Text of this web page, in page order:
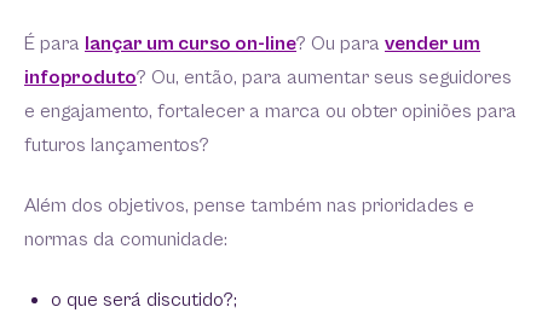
É para lançar um curso on-line? Ou para vender um
infoproduto? Ou, então, para aumentar seus seguidores
e engajamento, fortalecer a marca ou obter opiniões para
futuros lançamentos?
Além dos objetivos, pense também nas prioridades e
normas da comunidade:
o que será discutido?;